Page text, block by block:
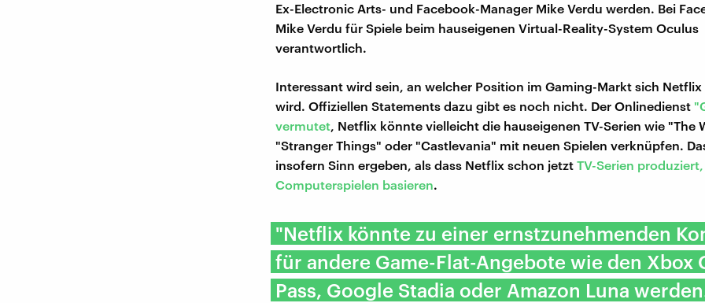
Ex-Electronic Arts- und Facebook-Manager Mike Verdu werden. Bei
Mike Verdu für Spiele beim hauseigenen Virtual-Reality-System Oculus
verantwortlich.
Interessant wird sein, an welcher Position im Gaming-Markt sich
wird. Offiziellen Statements dazu gibt es noch nicht. Der Onlinedienst
vermutet, Netflix könnte vielleicht die hauseigenen TV-Serien wie "The
"Stranger Things" oder "Castlevania" mit neuen Spielen verknüpfen.
insofern Sinn ergeben, als dass Netflix schon jetzt TV-Serien
Computerspielen basieren.
"Netflix könnte zu einer ernstzunehmenden
für andere Game-Flat-Angebote wie den Xbox
Pass, Google Stadia oder Amazon Luna